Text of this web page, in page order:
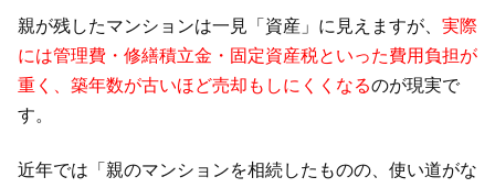
親が残したマンションは一見「資産」に見えますが、 実際
には管理費・修繕積立金・固定資産税といった費用負担が
重く、築年数が古いほど売却もしにくくなるのが現実で
す。
近年では「親のマンションを相続したものの、使い道がな